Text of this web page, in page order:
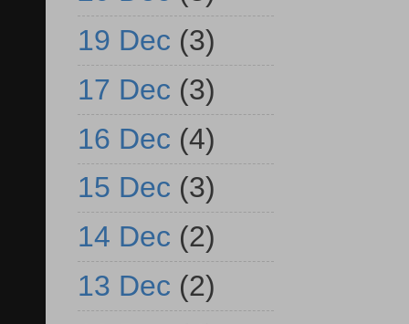
19 Dec (3)
17 Dec (3)
16 Dec (4)
15 Dec (3)
14 Dec (2)
13 Dec (2)